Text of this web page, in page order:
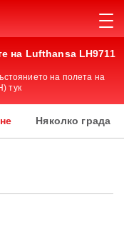
на Lufthansa LH9711
на полета на
тук
Няколко града